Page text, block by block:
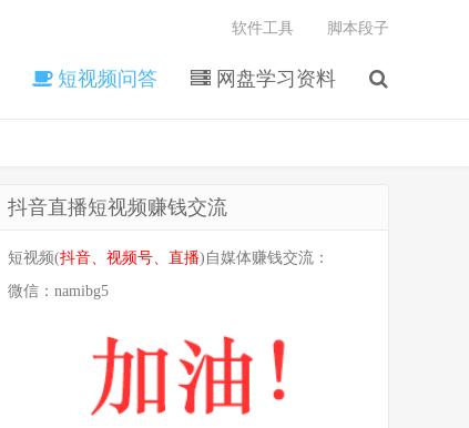
短视频问答 网盘学习资料
软件工具 脚本段子
抖音直播短视频赚钱交流
短视频(抖音、视频号、直播)自媒体赚钱交流：
微信： namibg5